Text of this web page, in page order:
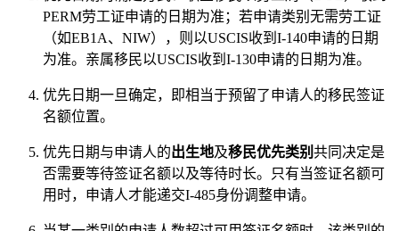
PERM劳工证申请的日期为准；若申请类别无需劳工证
（如EB1A、NIW），则以USCIS收到I-140申请的日期
为准。亲属移民以USCIS收到I-130申请的日期为准。
优先日期一旦确定，即相当于预留了申请人的移民签证
名额位置。
优先日期与申请人的出生地及移民优先类别 共同决定是
否需要等待签证名额以及等待时长。只有当签证名额可
用时，申请人才能递交I-485身份调整申请。